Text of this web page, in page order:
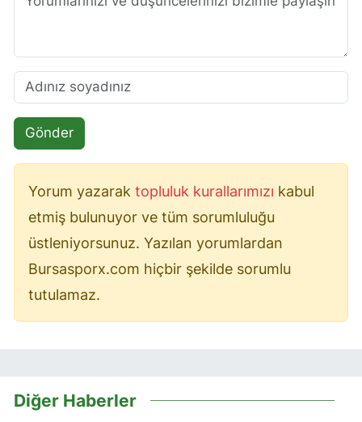
Gönder
Yorum yazarak topluluk kurallarımızı kabul
etmiş bulunuyor ve tüm sorumluluğu
üstleniyorsunuz. Yazılan yorumlardan
Bursasporx.com hiçbir şekilde sorumlu
tutulamaz.
Diğer Haberler